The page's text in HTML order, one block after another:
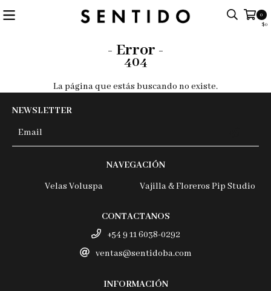
0
$0
- Error -
404
La página que estás buscando no existe.
NEWSLETTER
NAVEGACIÓN
Velas Voluspa
Vajilla & Floreros Pip Studio
CONTACTANOS
+54 9 11 6038-0292
ventas@sentidoba.com
INFORMACIÓN